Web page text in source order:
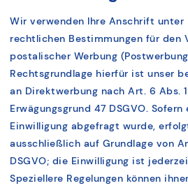
Wir verwenden Ihre Anschrift unter
rechtlichen Bestimmungen für den
postalischer Werbung
Rechtsgrundlage hierfür ist unser
an Direktwerbung nach Art. 6 Abs.
Erwägungsgrund 47 DSGVO.
Einwilligung abgefragt wurde,
ausschließlich auf Grundlage von
DSGVO; die Einwilligung ist
Speziellere Regelungen können